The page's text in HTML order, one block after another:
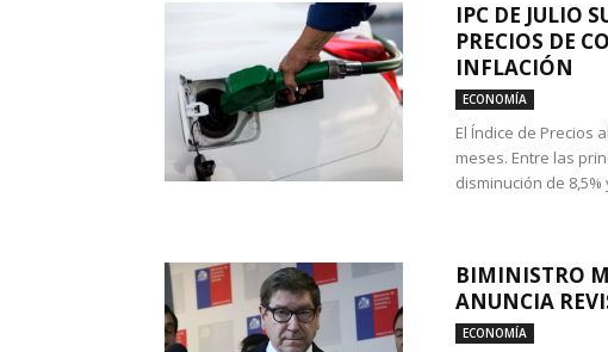
IPC DE JULIO
PRECIOS DE
INFLACIÓN
ECONOMÍA
El Índice de Precios
meses. Entre las
disminución de
BIMINISTRO
ANUNCIA
ECONOMÍA